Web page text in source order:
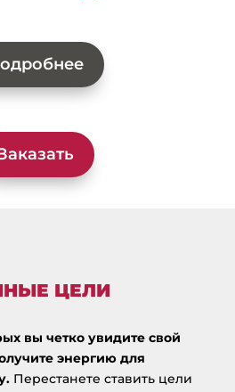
ЦЕЛИ
вы четко увидите свой
энергию для
Перестанете ставить цели